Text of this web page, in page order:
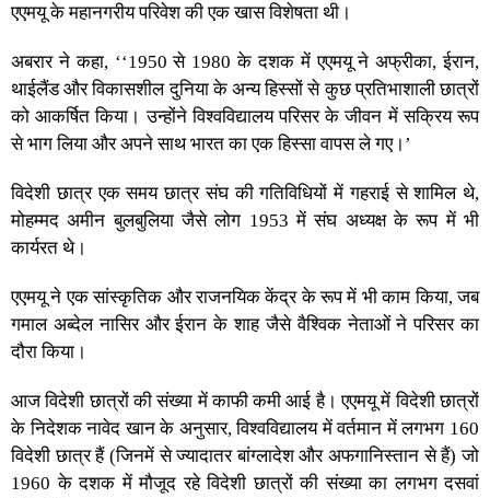
एएमयू के महानगरीय परिवेश की एक खास विशेषता थी।
अबरार ने कहा, ‘‘1950 से 1980 के दशक में एएमयू ने अफ्रीका, ईरान,
थाईलैंड और विकासशील दुनिया के अन्य हिस्सों से कुछ प्रतिभाशाली छात्रों
को आकर्षित किया। उन्होंने विश्वविद्यालय परिसर के जीवन में सक्रिय रूप
से भाग लिया और अपने साथ भारत का एक हिस्सा वापस ले गए।’
विदेशी छात्र एक समय छात्र संघ की गतिविधियों में गहराई से शामिल थे,
मोहम्मद अमीन बुलबुलिया जैसे लोग 1953 में संघ अध्यक्ष के रूप में भी
कार्यरत थे।
एएमयू ने एक सांस्कृतिक और राजनयिक केंद्र के रूप में भी काम किया, जब
गमाल अब्देल नासिर और ईरान के शाह जैसे वैश्विक नेताओं ने परिसर का
दौरा किया।
आज विदेशी छात्रों की संख्या में काफी कमी आई है। एएमयू में विदेशी छात्रों
के निदेशक नावेद खान के अनुसार, विश्वविद्यालय में वर्तमान में लगभग 160
विदेशी छात्र हैं (जिनमें से ज्यादातर बांग्लादेश और अफगानिस्तान से हैं) जो
1960 के दशक में मौजूद रहे विदेशी छात्रों की संख्या का लगभग दसवां